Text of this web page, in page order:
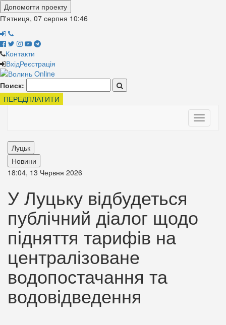
Допомогти проекту
П'ятниця, 07 серпня 10:46
Контакти
ВхідРеєстрація
Поиск:
ПЕРЕДПЛАТИТИ
Toggle
Луцьк
Новини
18:04, 13 Червня 2026
У Луцьку відбудеться
публічний діалог щодо
підняття тарифів на
централізоване
водопостачання та
водовідведення